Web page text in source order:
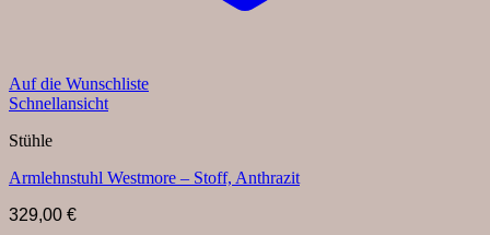
Auf die Wunschliste
Schnellansicht
Stühle
Armlehnstuhl Westmore – Stoff, Anthrazit
329,00 €